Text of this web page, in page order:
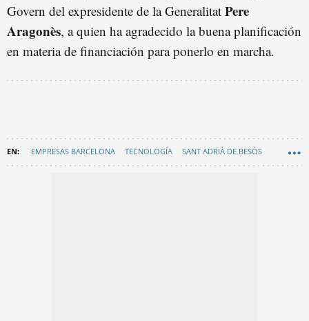
Govern del expresidente de la Generalitat Pere
Aragonès, a quien ha agradecido la buena planificación
en materia de financiación para ponerlo en marcha.
EMPRESAS BARCELONA TECNOLOGÍA SANT ADRIÀ DE BESÒS